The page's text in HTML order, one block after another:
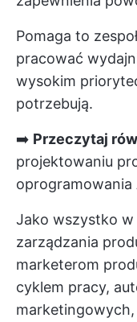
Pomaga to
pracować
wysokim
potrzebują.
➡️ Przeczytaj
projektowaniu
oprogramowania
Jako wszystko w
zarządzania
marketerom
cyklem pracy,